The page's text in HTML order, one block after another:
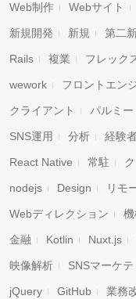
Web制作 Webサイト
新規開発 新規 第二
Rails 複業 フレック
wework フロントエン
クライアント パルミー
SNS運用 分析 経験
React Native 常駐
nodejs Design リモ
Webディレクション
金融 Kotlin Nuxt.js
映像解析 SNSマーケ
jQuery GitHub 業務